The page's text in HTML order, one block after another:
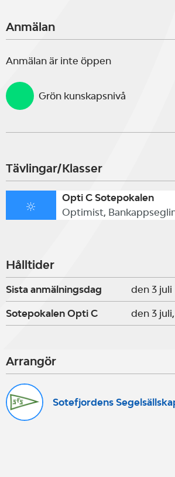
Anmälan
Anmälan är inte öppen
Grön kunskapsnivå
Tävlingar/Klasser
Opti C Sotepokalen
Optimist,
Hålltider
Sista anmälningsdag den 3 juli
Sotepokalen Opti C den 3
Arrangör
Sotefjordens